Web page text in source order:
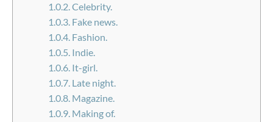
Celebrity.
Fake news.
Fashion.
Indie.
It-girl.
Late night.
Magazine.
Making of.